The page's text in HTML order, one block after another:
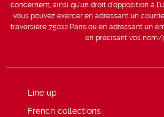
concernent, ainsi qu’un droit d’opposition à
vous pouvez exercer en adressant un
traversière 75012 Paris ou en adressant un
en précisant vos nom/
Line up
French collections